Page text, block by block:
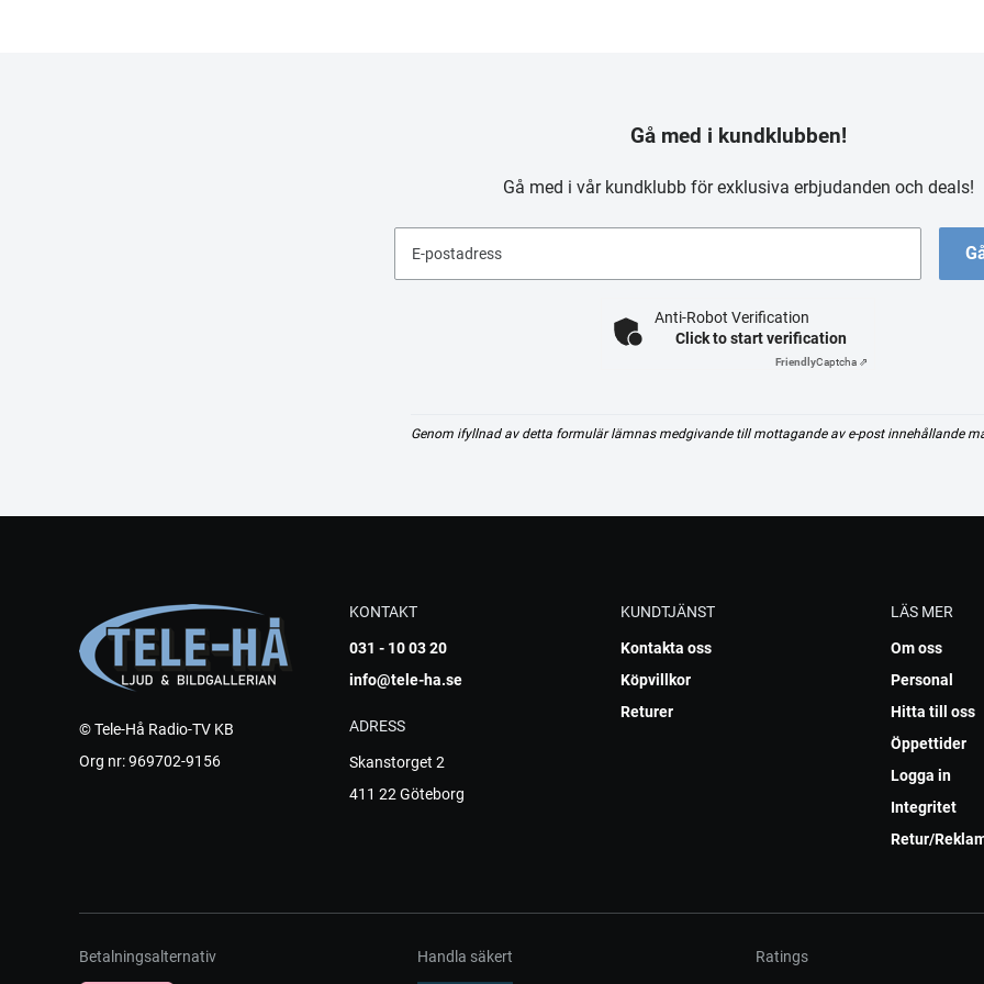
Gå med i kundklubben!
Gå med i vår kundklubb för exklusiva erbjudanden och deals!
E-postadress
Anti-Robot Verification
Click to start verification
FriendlyCaptcha ⇗
Genom ifyllnad av detta formulär lämnas medgivande till mottagande av e-post innehållande
© Tele-Hå Radio-TV KB
Org nr: 969702-9156
KONTAKT
031 - 10 03 20
info@tele-ha.se
ADRESS
Skanstorget 2
411 22 Göteborg
KUNDTJÄNST
Kontakta oss
Köpvillkor
Returer
LÄS MER
Om oss
Personal
Hitta till oss
Öppettider
Logga in
Integritet
Retur/
Betalningsalternativ Handla säkert Ratings